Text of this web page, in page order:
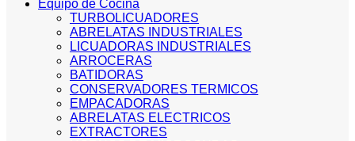
Equipo de Cocina
TURBOLICUADORES
ABRELATAS INDUSTRIALES
LICUADORAS INDUSTRIALES
ARROCERAS
BATIDORAS
CONSERVADORES TERMICOS
EMPACADORAS
ABRELATAS ELECTRICOS
EXTRACTORES